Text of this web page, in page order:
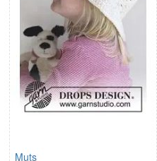
Muts